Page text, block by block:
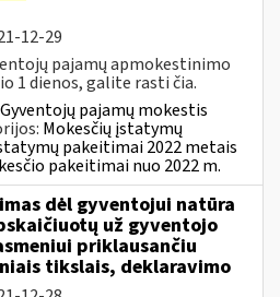
12-29
pajamų apmokestinimo
1 dienos, galite rasti čia.
Gyventojų pajamų mokestis
Mokesčių įstatymų
pakeitimai 2022 metais
pakeitimai nuo 2022 m.
dėl gyventojui natūra
už gyventojo
priklausančiu
tikslais, deklaravimo